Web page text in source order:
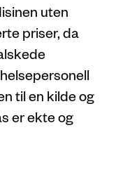
uten
priser, da
til en kilde og
er ekte og